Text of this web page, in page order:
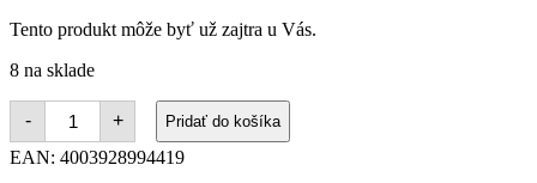
Tento produkt môže byť už zajtra u Vás.
8 na sklade
-
množstvo
Poštové
obálky
B6
+ Pridať do košíka
EAN: 4003928994419